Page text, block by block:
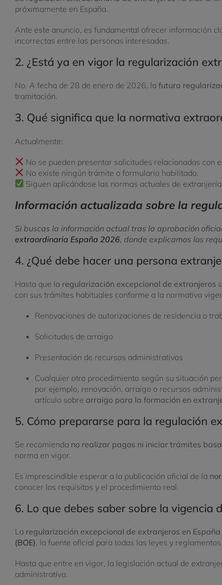
próximamente en España.
Ante este anuncio, es fundamental ofrecer información
incorrectas entre las personas interesadas.
2. ¿Está ya en vigor la regularización
No. A fecha de 28 de enero de 2026, la futura
tramitación.
3. Qué significa que la normativa
Actualmente:
No se pueden presentar solicitudes relacionadas con
No existe ningún trámite o formulario habilitado.
Siguen aplicándose las normas actuales de
Información actualizada sobre la
Si buscas la información actual tras la aprobación
extraordinaria España 2026, donde explicamos los
4. ¿Qué debe hacer una persona
Hasta que la regularización excepcional de extranjeros
con sus trámites habituales conforme a la normativa
Renovaciones de autorizaciones de residencia o
Solicitudes de arraigo
Presentación de recursos administrativos
Cualquier otro procedimiento según su situación
por ejemplo, renovación, arraigo o recursos
artículo sobre arraigo para la formación en
5. Cómo prepararse para la regulación
Se recomienda no realizar pagos ni iniciar trámites
norma en vigor.
Es imprescindible esperar a la publicación oficial de la
conocer los requisitos y el procedimiento real.
6. Lo que debes saber sobre la
La regularización excepcional de extranjeros en España
(BOE), la fuente oficial para todas las leyes y
Hasta que entre en vigor, la legislación actual de
administrativo.